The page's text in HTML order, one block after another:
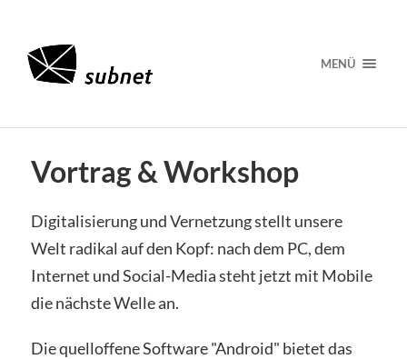
MENÜ
Vortrag & Workshop
Digitalisierung und Vernetzung stellt unsere
Welt radikal auf den Kopf: nach dem PC, dem
Internet und Social-Media steht jetzt mit Mobile
die nächste Welle an.
Die quelloffene Software "Android" bietet das